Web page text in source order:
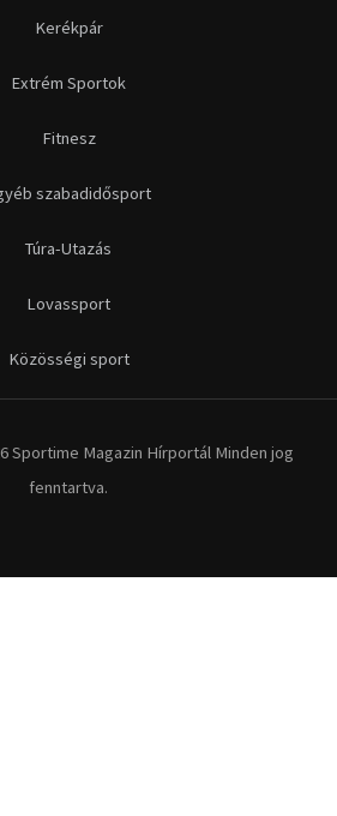
Kerékpár
Extrém Sportok
Fitnesz
szabadidősport
Túra-Utazás
Lovassport
Közösségi sport
Sportime Magazin Hírportál Minden jog
fenntartva.